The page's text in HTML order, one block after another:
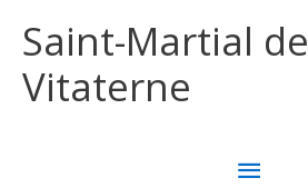
Saint-Martial de
Vitaterne
MENU